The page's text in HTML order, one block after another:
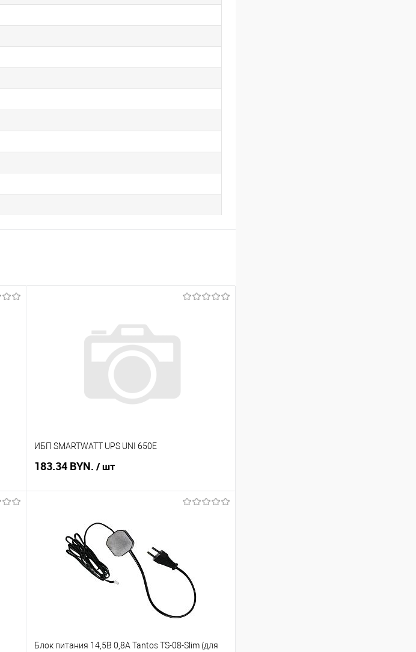
ИБП SMARTWATT UPS UNI 650E
183.34 BYN. / шт
Купить в 1 клик
Сравнение
В наличии
Блок питания 14,5В 0,8А Tantos TS-08-Slim (для